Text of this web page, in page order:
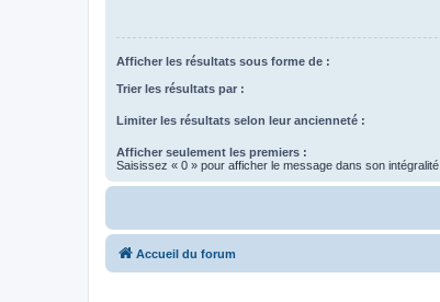
Afficher les résultats sous forme de :
Trier les résultats par :
Limiter les résultats selon leur ancienneté :
Afficher seulement les premiers :
Saisissez « 0 » pour afficher le message dans son intégralité.
Accueil du forum